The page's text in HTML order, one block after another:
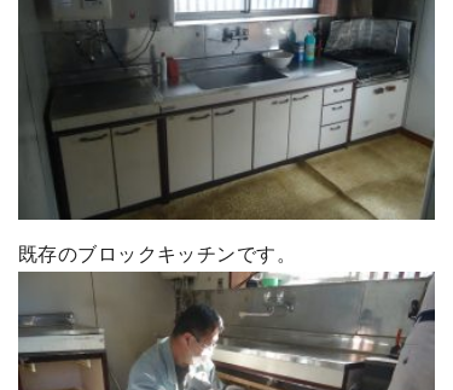
既存のブロックキッチンです。